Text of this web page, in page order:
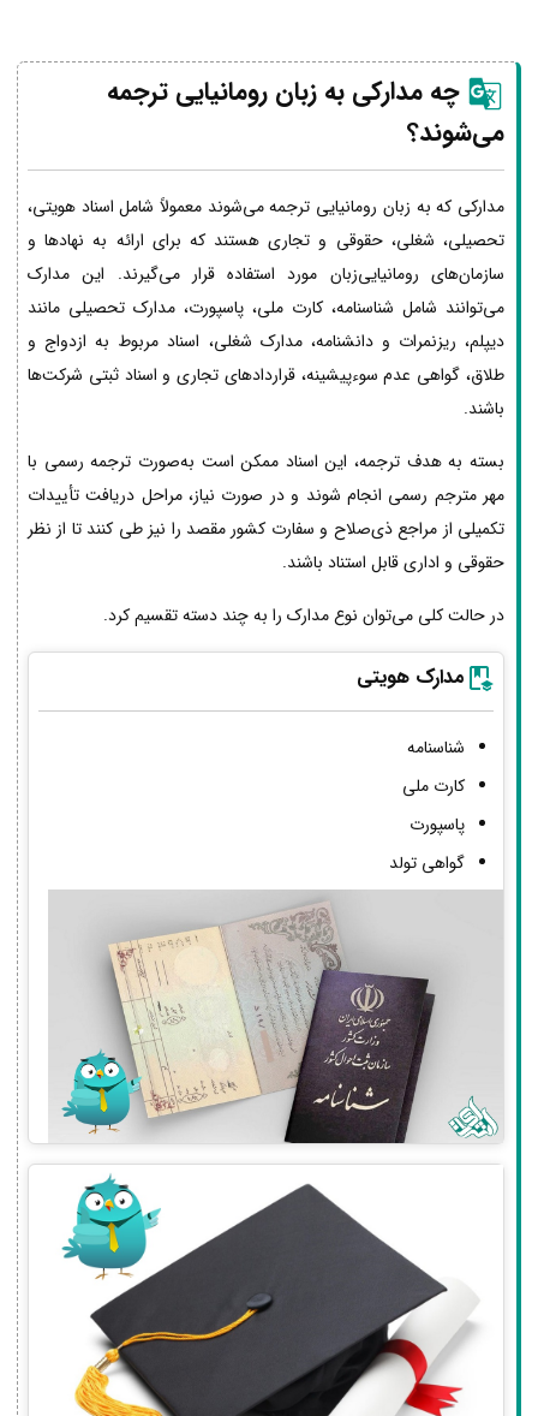
چه مدارکی به زبان رومانیایی ترجمه
می‌شوند؟
مدارکی که به زبان رومانیایی ترجمه می‌شوند معمولاً شامل اسناد هویتی،
تحصیلی، شغلی، حقوقی و تجاری هستند که برای ارائه به نهادها و
سازمان‌های رومانیایی‌زبان مورد استفاده قرار می‌گیرند. این مدارک
می‌توانند شامل شناسنامه، کارت ملی، پاسپورت، مدارک تحصیلی مانند
دیپلم، ریزنمرات و دانشنامه، مدارک شغلی، اسناد مربوط به ازدواج و
طلاق، گواهی عدم سوءپیشینه، قراردادهای تجاری و اسناد ثبتی شرکت‌ها
باشند.
بسته به هدف ترجمه، این اسناد ممکن است به‌صورت ترجمه رسمی با
مهر مترجم رسمی انجام شوند و در صورت نیاز، مراحل دریافت تأییدات
تکمیلی از مراجع ذی‌صلاح و سفارت کشور مقصد را نیز طی کنند تا از نظر
حقوقی و اداری قابل استناد باشند.
در حالت کلی می‌توان نوع مدارک را به چند دسته تقسیم کرد.
مدارک هویتی
شناسنامه
کارت ملی
پاسپورت
گواهی تولد